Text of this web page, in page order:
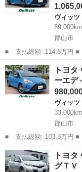
ヴィッツ
59,000km
郡山市
■ 支払総額: 114.8万円 ■ 車両本体価格： 1,065,000 円 ■ メーカ
ー名： トヨタ ■ 車種
ッドＵ スポーティパッ
／前後ド...
福島 郡山市 ヴィ
トヨ
ーエデ
ヴィッツ
33,000km
郡山市
■ 支払総額: 103.8万円 ■ 車両本体価格： 980,000 円 ■ メーカー
名： トヨタ ■ 車種名
ドＦ セーフティーエデ
／トヨタセ...
福島 郡山市 ヴィ
トヨ
グＴ